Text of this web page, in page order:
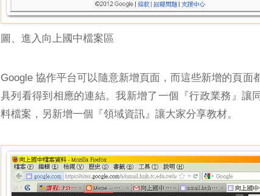
圖、進入向上國中檔案區
Google 協作平台可以隨意新增頁面，而這些新增的頁面
具列看得到相應的連結。我新增了一個『行政業務』讓
料檔案，另新增一個『領域資訊』讓大家分享教材。